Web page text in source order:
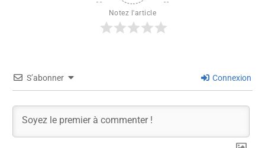
Notez l'article
S’abonner Connexion